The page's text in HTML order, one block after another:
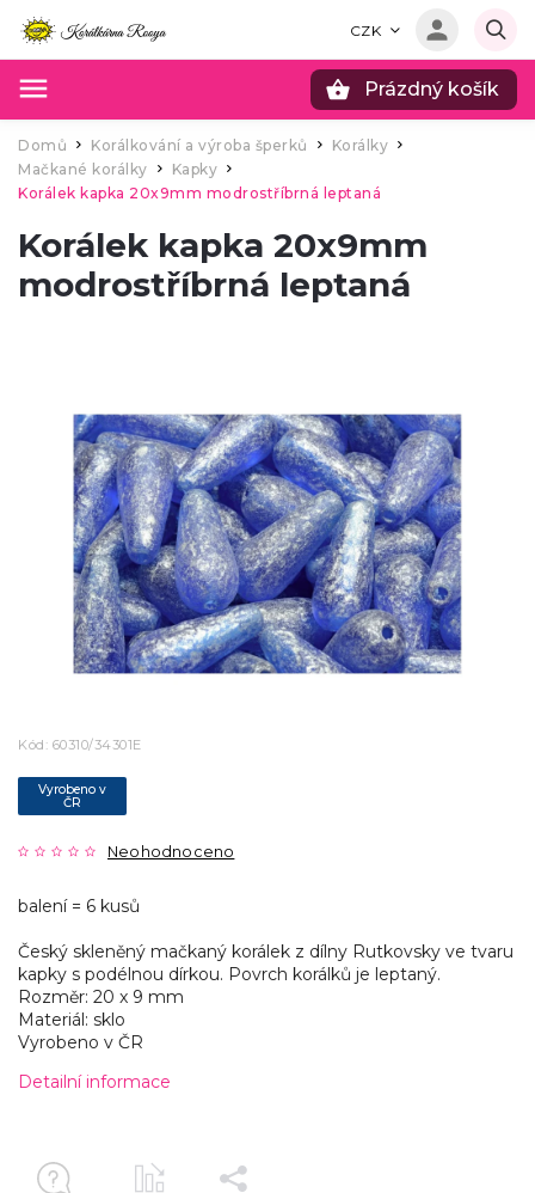
CZK
Prázdný košík
Domů / Korálkování a výroba šperků Korálky /
Mačkané korálky
Kapky /
Korálek kapka 20x9mm modrostříbrná leptaná
Korálek kapka 20x9mm
modrostříbrná leptaná
Kód: 60310/34301E
Vyrobeno v
ČR
Neohodnoceno
balení = 6 kusů
Český skleněný mačkaný korálek z dílny Rutkovsky ve tvaru
kapky s podélnou dírkou. Povrch korálků je leptaný.
Rozměr: 20 x 9 mm
Materiál: sklo
Vyrobeno v ČR
Detailní informace